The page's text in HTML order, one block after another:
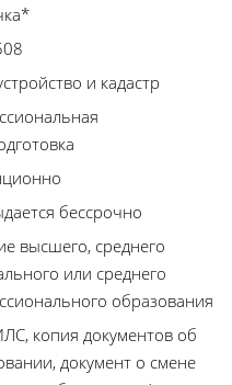
и кадастр
бессрочно
высшего, среднего
или среднего
образования
копия документов об
документ о смене